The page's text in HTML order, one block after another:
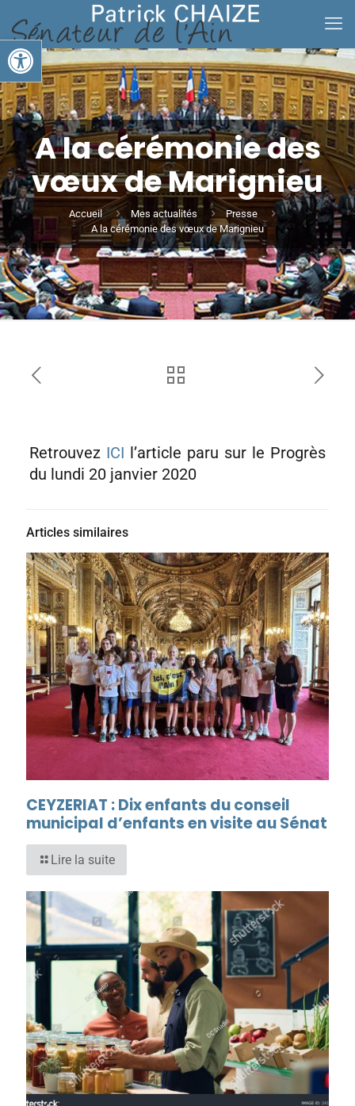
Ouvrir la barre d’outils
A la cérémonie des
vœux de Marignieu
Accueil Mes actualités
Presse
A la cérémonie des vœux de Marignieu
Retrouvez ICI l’article paru sur le Progrès
du lundi 20 janvier 2020
Articles similaires
CEYZERIAT : Dix enfants du conseil
municipal d’enfants en visite au Sénat
Lire la suite